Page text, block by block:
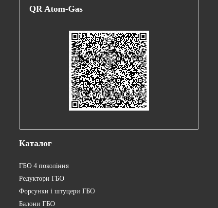
QR Atom-Gas
Каталог
ГБО 4 покоління
Редуктори ГБО
Форсунки і штуцери ГБО
Балони ГБО